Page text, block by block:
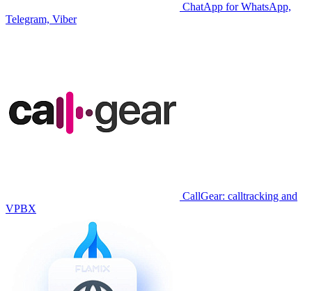
ChatApp for WhatsApp,
Telegram, Viber
CallGear: calltracking and
VPBX